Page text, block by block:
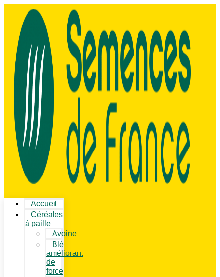
Accueil
Céréales
à paille
Avoine
Blé
améliorant
de
force